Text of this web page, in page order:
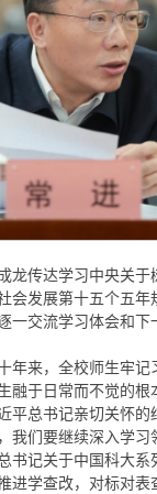
传达学习中央关于
会发展第十五个五
交流学习体会和下
年来，全校师生牢
融于日常而不觉的
平总书记亲切关怀
我们要继续深入学
记关于中国科大系
进学查改，对标对